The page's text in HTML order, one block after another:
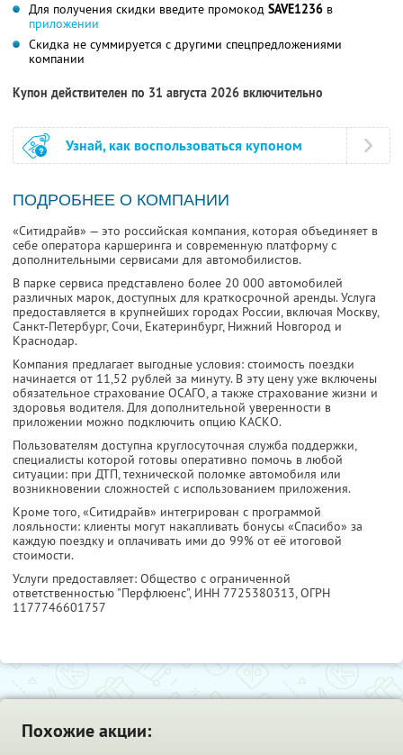
Для получения скидки введите промокод SAVE1236 в
приложении
Скидка не суммируется с другими спецпредложениями
компании
Купон действителен по 31 августа 2026 включительно
Узнай, как воспользоваться купоном
ПОДРОБНЕЕ О КОМПАНИИ
«Ситидрайв» — это российская компания, которая объединяет в
себе оператора каршеринга и современную платформу с
дополнительными сервисами для автомобилистов.
В парке сервиса представлено более 20 000 автомобилей
различных марок, доступных для краткосрочной аренды. Услуга
предоставляется в крупнейших городах России, включая Москву,
Санкт-Петербург, Сочи, Екатеринбург, Нижний Новгород и
Краснодар.
Компания предлагает выгодные условия: стоимость поездки
начинается от 11,52 рублей за минуту. В эту цену уже включены
обязательное страхование ОСАГО, а также страхование жизни и
здоровья водителя. Для дополнительной уверенности в
приложении можно подключить опцию КАСКО.
Пользователям доступна круглосуточная служба поддержки,
специалисты которой готовы оперативно помочь в любой
ситуации: при ДТП, технической поломке автомобиля или
возникновении сложностей с использованием приложения.
Кроме того, «Ситидрайв» интегрирован с программой
лояльности: клиенты могут накапливать бонусы «Спасибо» за
каждую поездку и оплачивать ими до 99% от её итоговой
стоимости.
Услуги предоставляет: Общество с ограниченной
ответственностью "Перфлюенс", ИНН 7725380313, ОГРН
1177746601757
Похожие акции: